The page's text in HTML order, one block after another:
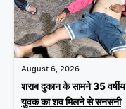
August 6, 2026
शराब दुकान के सामने 35 वर्षीय
युवक का शव मिलने से सनसनी